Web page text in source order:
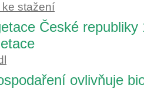
ke stažení
České republiky
ovlivňuje